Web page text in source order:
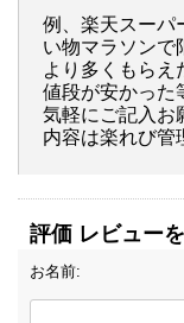
例、楽天スーパ
い物マラソンで
より多くもらえ
値段が安かった
気軽にご記入お
内容は楽れび管
評価 レビュー
お名前: